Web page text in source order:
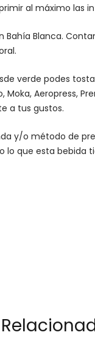
al máximo las
Bahía Blanca.
verde podes
Moka, Aeropress,
a tus gustos.
y/o método de
lo que esta bebida